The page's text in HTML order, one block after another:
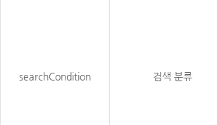
searchCondition 검색 분류